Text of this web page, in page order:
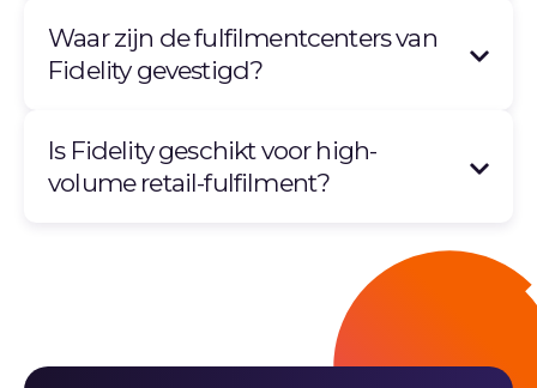
Waar zijn de fulfilmentcenters van
Fidelity gevestigd?
Is Fidelity geschikt voor high-
volume retail-fulfilment?